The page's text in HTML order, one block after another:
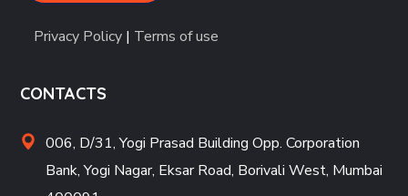
Privacy Policy | Terms of use
CONTACTS
006, D/31, Yogi Prasad Building Opp. Corporation
Bank, Yogi Nagar, Eksar Road, Borivali West, Mumbai